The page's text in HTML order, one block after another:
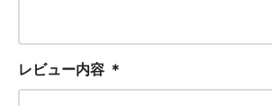
レビュー内容 ＊